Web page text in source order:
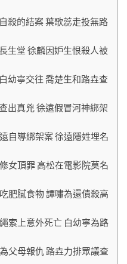
殺的結案 葉歌蕊走投無路
生堂 徐麟因妒生恨殺人被
幼寧交往 喬楚生和路垚查
出真兇 徐遠假冒河神綁架
自導綁架案 徐遠隱姓埋名
女頂罪 高松在電影院莫名
肥膩食物 譚嘯為還債殺高
索上意外死亡 白幼寧為路
父母報仇 路垚力排眾議查